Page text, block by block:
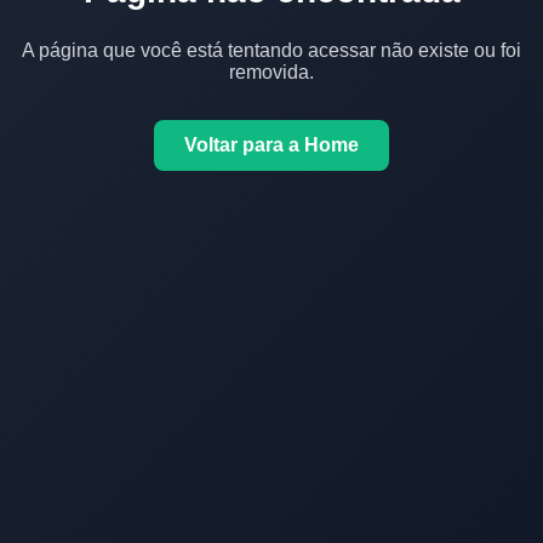
A página que você está tentando acessar não existe ou foi
removida.
Voltar para a Home